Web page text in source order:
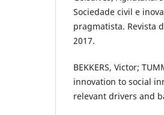
Sociedade civil e
pragmatista. Revista
2017.
BEKKERS, Victor;
innovation to social
relevant drivers and